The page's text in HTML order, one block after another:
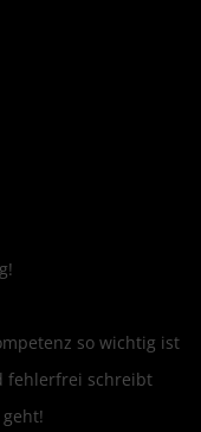
so wichtig ist
fehlerfrei schreibt